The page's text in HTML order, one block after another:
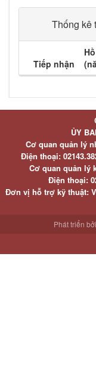
Thống kê
Tiếp nhận
ỦY
Cơ quan quản lý
Điện thoại:
Cơ quan quản lý
Điện thoại:
Đơn vị hỗ trợ kỹ thuật:
Phát triển bởi